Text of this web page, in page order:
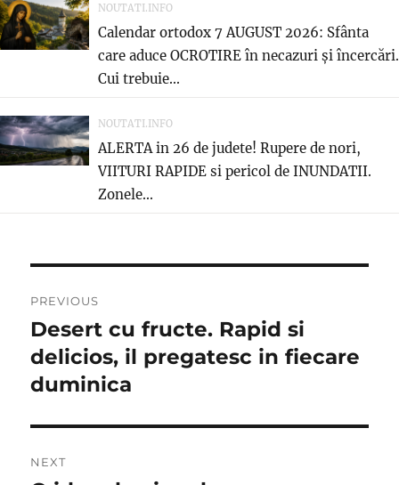
NOUTATI.INFO
Calendar ortodox 7 AUGUST 2026: Sfânta
care aduce OCROTIRE în necazuri și încercări.
Cui trebuie...
NOUTATI.INFO
ALERTA in 26 de judete! Rupere de nori,
VIITURI RAPIDE si pericol de INUNDATII.
Zonele...
navigation
PREVIOUS
Previous
post:
Desert cu fructe. Rapid si
delicios, il pregatesc in fiecare
duminica
NEXT